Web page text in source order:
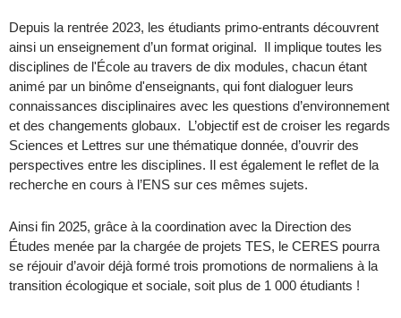
Depuis la rentrée 2023, les étudiants primo-entrants découvrent
ainsi un enseignement d’un format original. Il implique toutes les
disciplines de l'École au travers de dix modules, chacun étant
animé par un binôme d'enseignants, qui font dialoguer leurs
connaissances disciplinaires avec les questions d’environnement
et des changements globaux. L’objectif est de croiser les regards
Sciences et Lettres sur une thématique donnée, d’ouvrir des
perspectives entre les disciplines. Il est également le reflet de la
recherche en cours à l’ENS sur ces mêmes sujets.
Ainsi fin 2025, grâce à la coordination avec la Direction des
Études menée par la chargée de projets TES, le CERES pourra
se réjouir d’avoir déjà formé trois promotions de normaliens à la
transition écologique et sociale, soit plus de 1 000 étudiants !